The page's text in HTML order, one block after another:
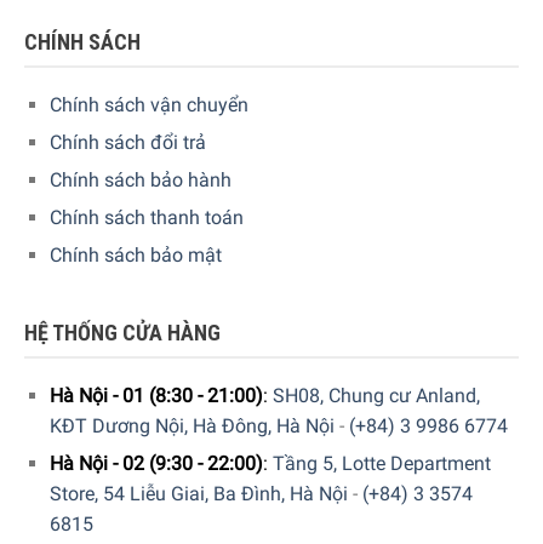
Ngoài ra, cốc trà vành thấp Dibbern Golden Forest
0112007200 còn đảm bảo sức khỏe và an toàn cho bạn.
Với chất liệu không chứa chì, bạn có thể yên tâm về sức
khỏe khi sử dụng cốc. Sản phẩm cũng an toàn khi sử dụng
với máy rửa bát, tiết kiệm thời gian và công sức trong việc
làm sạch.
Nhờ độ thấu quang cao, cốc trà vành thấp Dibbern Golden
CHÍNH SÁCH
Chính sách vận chuyển
Chính sách đổi trả
Chính sách bảo hành
Chính sách thanh toán
Chính sách bảo mật
HỆ THỐNG CỬA HÀNG
Hà Nội - 01 (8:30 - 21:00): SH08, Chung cư Anland,
KĐT Dương Nội, Hà Đông, Hà Nội - (+84) 3 9986 6774
Hà Nội - 02 (9:30 - 22:00): Tầng 5, Lotte Department
Store, 54 Liễu Giai, Ba Đình, Hà Nội - (+84) 3 3574
6815